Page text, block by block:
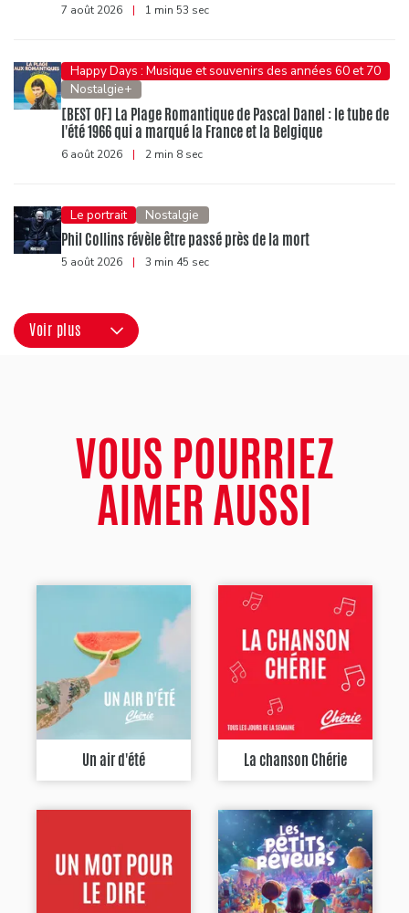
7 août 2026 | 1 min 53 sec
Happy Days : Musique et souvenirs des années 60 et 70
Nostalgie+
[BEST OF] La Plage Romantique de Pascal Danel : le tube de
l'été 1966 qui a marqué la France et la Belgique
6 août 2026 | 2 min 8 sec
Le portrait Nostalgie
Phil Collins révèle être passé près de la mort
5 août 2026 | 3 min 45 sec
Voir plus
VOUS POURRIEZ
AIMER AUSSI
Un air d'été La chanson Chérie